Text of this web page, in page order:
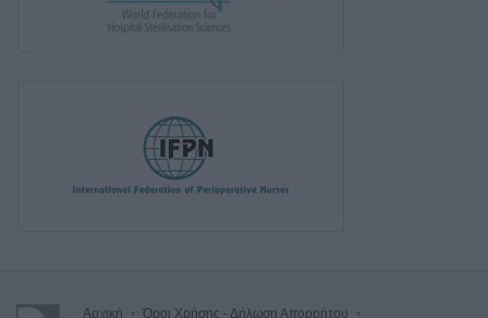
Αρχική Όροι Χρήσης - Δήλωση Απορρήτου